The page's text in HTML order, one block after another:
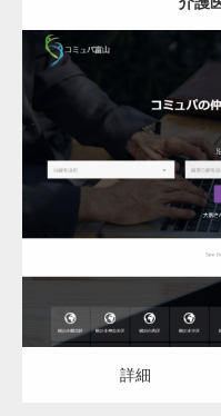
更新
詳細 検索サイ
詳細